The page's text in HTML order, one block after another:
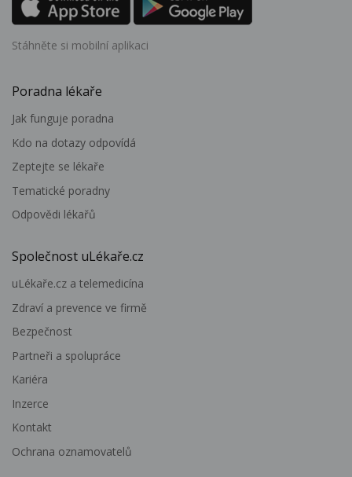
Stáhněte si mobilní aplikaci
Poradna lékaře
Jak funguje poradna
Kdo na dotazy odpovídá
Zeptejte se lékaře
Tematické poradny
Odpovědi lékařů
Společnost uLékaře.cz
uLékaře.cz a telemedicína
Zdraví a prevence ve firmě
Bezpečnost
Partneři a spolupráce
Kariéra
Inzerce
Kontakt
Ochrana oznamovatelů